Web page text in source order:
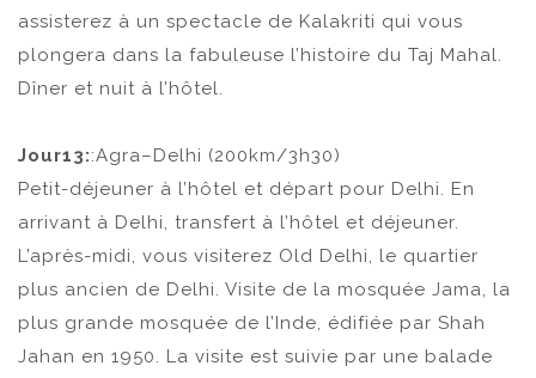
assisterez à un spectacle de Kalakriti qui vous
plongera dans la fabuleuse l’histoire du Taj Mahal.
Dîner et nuit à l’hôtel.
Jour13::Agra–Delhi (200km/3h30)
Petit-déjeuner à l’hôtel et départ pour Delhi. En
arrivant à Delhi, transfert à l’hôtel et déjeuner.
L’après-midi, vous visiterez Old Delhi, le quartier
plus ancien de Delhi. Visite de la mosquée Jama, la
plus grande mosquée de l’Inde, édifiée par Shah
Jahan en 1950. La visite est suivie par une balade